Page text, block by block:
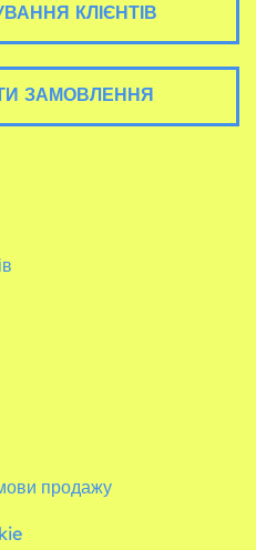
КЛІЄНТІВ
ЗАМОВЛЕННЯ
продажу